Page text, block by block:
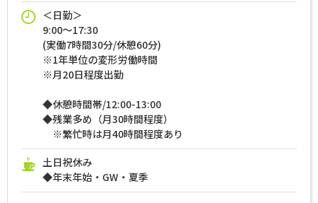
＜日勤＞
9:00～17:30
(実働7時間30分/休憩60分)
※1年単位の変形労働時間
※月20日程度出勤
◆休憩時間帯/12:00-13:00
◆残業多め（月30時間程度）
※繁忙時は月40時間程度あり
土日祝休み
◆年末年始・GW・夏季